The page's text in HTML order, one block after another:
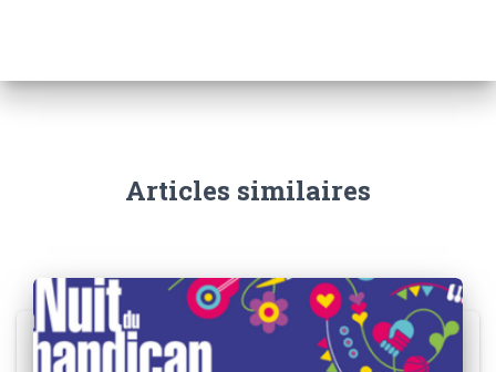
Articles similaires